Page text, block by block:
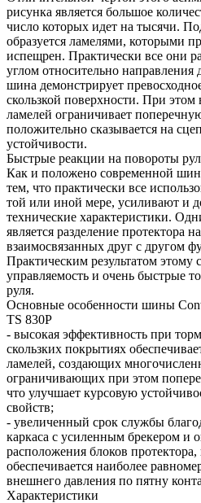
рисунка является большое
число которых идет на тысячи.
образуется ламелями, которыми
испещрен. Практически все они
углом относительно направления
шина демонстрирует
скользкой поверхности. При этом
ламелей ограничивает
положительно сказывается на
устойчивости.
Быстрые реакции на повороты
Как и положено современной
тем, что практически все
той или иной мере, усиливают и
технические характеристики.
является разделение протектора
взаимосвязанных друг с другом
Практическим результатом этому
управляемость и очень быстрые
руля.
Основные особенности шины
TS 830P
- высокая эффективность при
скользких покрытиях
ламелей, создающих
ограничивающих при этом
что улучшает курсовую
свойств;
- увеличенный срок службы
каркаса с усиленным брекером и
расположения блоков
обеспечивается наиболее
внешнего давления по пятну
Характеристики